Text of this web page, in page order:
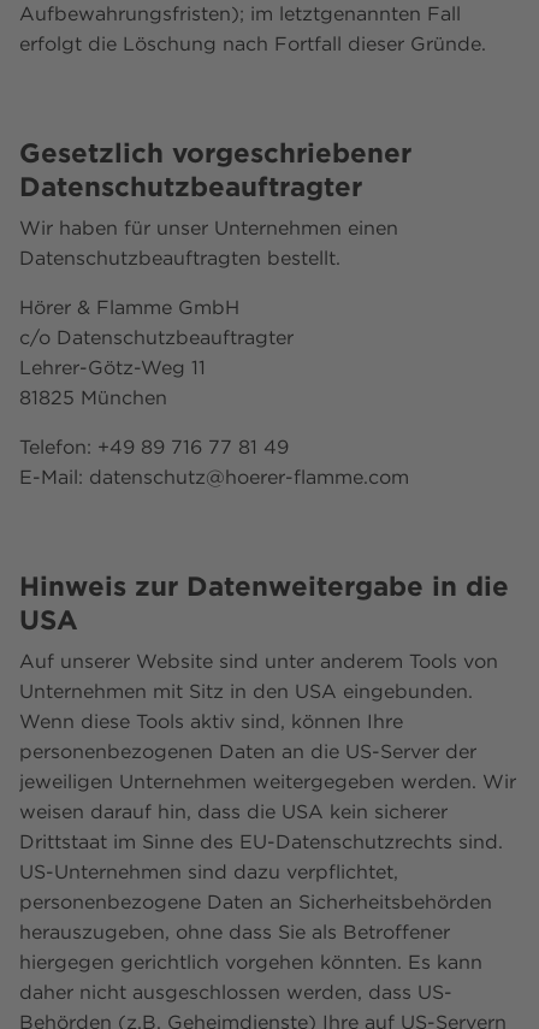
Aufbewahrungsfristen); im letztgenannten Fall
erfolgt die Löschung nach Fortfall dieser Gründe.
Gesetzlich vorgeschriebener
Datenschutz­beauftragter
Wir haben für unser Unternehmen einen
Datenschutzbeauftragten bestellt.
Hörer & Flamme GmbH
c/o Datenschutzbeauftragter
Lehrer-Götz-Weg 11
81825 München
Telefon: +49 89 716 77 81 49
E-Mail: datenschutz@hoerer-flamme.com
Hinweis zur Datenweitergabe in die
USA
Auf unserer Website sind unter anderem Tools von
Unternehmen mit Sitz in den USA eingebunden.
Wenn diese Tools aktiv sind, können Ihre
personenbezogenen Daten an die US-Server der
jeweiligen Unternehmen weitergegeben werden. Wir
weisen darauf hin, dass die USA kein sicherer
Drittstaat im Sinne des EU-Datenschutzrechts sind.
US-Unternehmen sind dazu verpflichtet,
personenbezogene Daten an Sicherheitsbehörden
herauszugeben, ohne dass Sie als Betroffener
hiergegen gerichtlich vorgehen könnten. Es kann
daher nicht ausgeschlossen werden, dass US-
Behörden (z.B. Geheimdienste) Ihre auf US-Servern